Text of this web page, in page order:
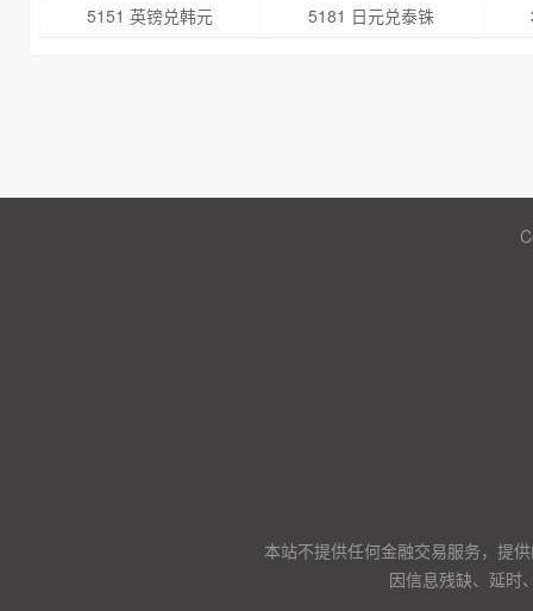
5151 英镑兑韩元
5181 日元兑泰铢
本站不提供任何金融交易服务，提
因信息残缺、延时